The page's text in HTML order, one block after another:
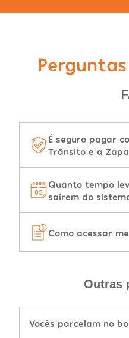
É seguro pagar
Trânsito e a
Quanto tempo
saírem do
Como acessar
Outras
Vocês parcelam no